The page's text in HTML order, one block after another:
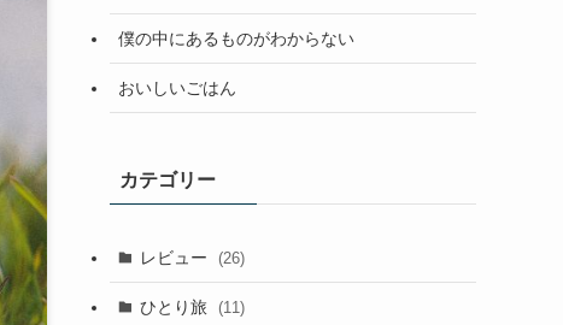
僕の中にあるものがわからない
おいしいごはん
カテゴリー
レビュー (26)
ひとり旅 (11)